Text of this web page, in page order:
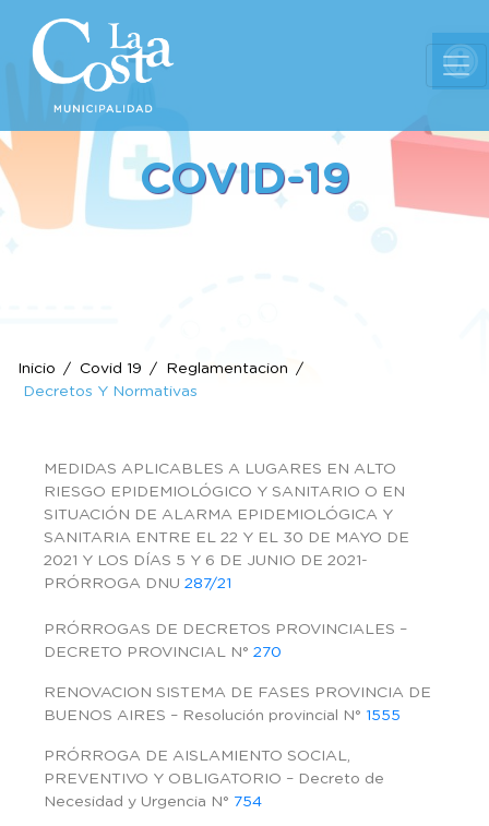
COVID-19
Inicio Covid 19
Reglamentacion
Decretos Y Normativas
MEDIDAS APLICABLES A LUGARES EN ALTO
RIESGO EPIDEMIOLÓGICO Y SANITARIO O EN
SITUACIÓN DE ALARMA EPIDEMIOLÓGICA Y
SANITARIA ENTRE EL 22 Y EL 30 DE MAYO DE
2021 Y LOS DÍAS 5 Y 6 DE JUNIO DE 2021-
PRÓRROGA DNU 287/21
PRÓRROGAS DE DECRETOS PROVINCIALES –
DECRETO PROVINCIAL N° 270
RENOVACION SISTEMA DE FASES PROVINCIA DE
BUENOS AIRES – Resolución provincial N° 1555
PRÓRROGA DE AISLAMIENTO SOCIAL,
PREVENTIVO Y OBLIGATORIO – Decreto de
Necesidad y Urgencia N° 754